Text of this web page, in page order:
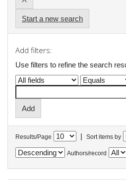
Start a new search
Add filters:
Use filters to refine the search
Results/Page | Sort items by
Authors/record